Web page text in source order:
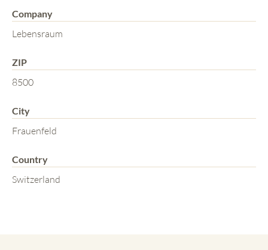
Company
Lebensraum
ZIP
8500
City
Frauenfeld
Country
Switzerland